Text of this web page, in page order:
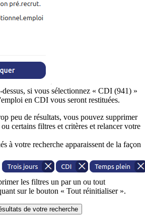
si vous sélectionnez « CDI (941) »
en CDI vous seront restituées.
peu de résultats, vous pouvez supprimer
certains filtres et critères et relancer votre
à votre recherche apparaissent de la façon
les filtres un par un ou tout
sur le bouton « Tout réinitialiser ».
de votre recherche